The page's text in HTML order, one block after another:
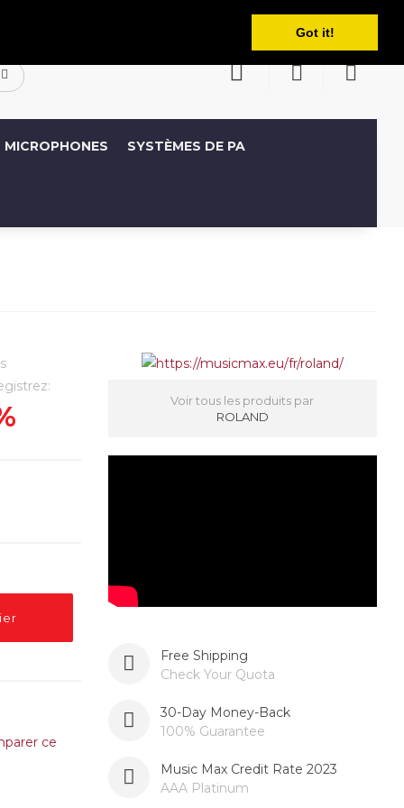
Got it!
Français
MICROPHONES SYSTÈMES DE PA
ce
Voir tous les produits par
ROLAND
Free Shipping
Check Your Quota
30-Day Money-Back
100% Guarantee
Music Max Credit Rate 2023
AAA Platinum